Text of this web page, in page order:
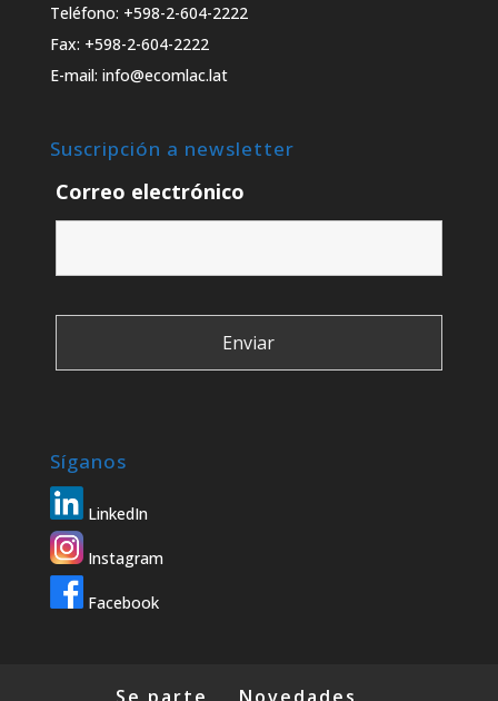
Teléfono: +598-2-604-2222
Fax: +598-2-604-2222
E-mail: info@ecomlac.lat
Suscripción a newsletter
Correo electrónico
Síganos
LinkedIn
Instagram
Facebook